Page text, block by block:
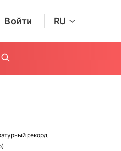
Войти RU
рекорд